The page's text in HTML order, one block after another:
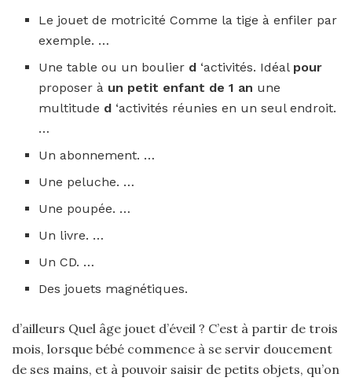
Le jouet de motricité Comme la tige à enfiler par
exemple. …
Une table ou un boulier d ‘activités. Idéal pour
proposer à un petit enfant de 1 an une
multitude d ‘activités réunies en un seul endroit.
…
Un abonnement. …
Une peluche. …
Une poupée. …
Un livre. …
Un CD. …
Des jouets magnétiques.
d’ailleurs Quel âge jouet d’éveil ? C’est à partir de trois
mois, lorsque bébé commence à se servir doucement
de ses mains, et à pouvoir saisir de petits objets, qu’on